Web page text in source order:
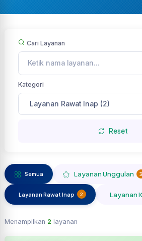
Cari Layanan
Kategori
Reset
Semua Layanan Unggulan 3
Layanan Rawat Inap 2 Layanan
Menampilkan 2 layanan